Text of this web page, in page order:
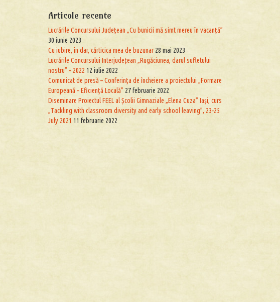
Articole recente
Lucrările Concursului Județean „Cu bunicii mă simt mereu în vacanță”
30 iunie 2023
Cu iubire, în dar, cărticica mea de buzunar 28 mai 2023
Lucrările Concursului Interjudețean „Rugăciunea, darul sufletului
nostru” – 2022 12 iulie 2022
Comunicat de presă – Conferinţa de încheiere a proiectului „Formare
Europeană – Eficienţă Locală” 27 februarie 2022
Diseminare Proiectul FEEL al Școlii Gimnaziale „Elena Cuza” Iași, curs
„Tackling with classroom diversity and early school leaving”, 23-25
July 2021 11 februarie 2022